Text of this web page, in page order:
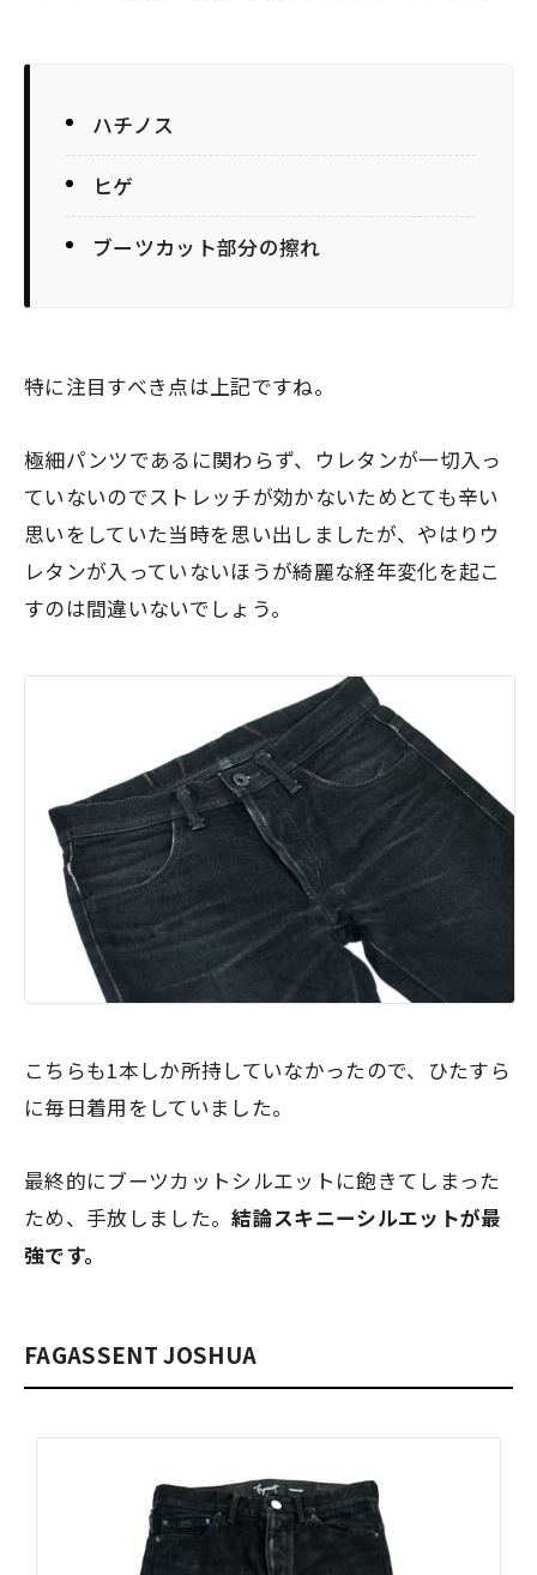
ハチノス
ヒゲ
ブーツカット部分の擦れ
特に注目すべき点は上記ですね。
極細パンツであるに関わらず、ウレタンが一切入っ
ていないのでストレッチが効かないためとても辛い
思いをしていた当時を思い出しましたが、やはり ウ
レタンが入っていないほうが綺麗な経年変化を起こ
すのは間違いないでしょう。
こちらも1本しか所持していなかったので、ひたすら
に毎日着用をしていました。
最終的にブーツカットシルエットに飽きてしまった
ため、手放しました。結論スキニーシルエットが最
強です。
FAGASSENT JOSHUA